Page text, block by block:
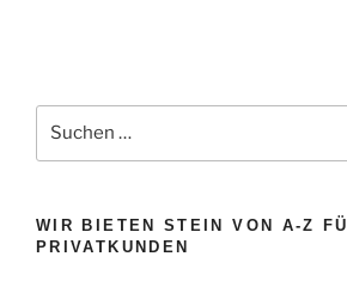
nach:
WIR BIETEN STEIN VON A-Z
PRIVATKUNDEN